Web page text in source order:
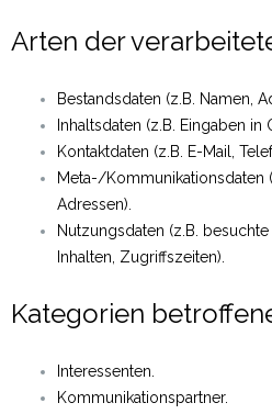
Arten der
Bestandsdaten (z.B. Namen,
Inhaltsdaten (z.B. Eingaben in
Kontaktdaten (z.B. E-Mail,
Meta-/Kommunikationsdaten
Adressen).
Nutzungsdaten (z.B.
Inhalten, Zugriffszeiten).
Kategorien
Interessenten.
Kommunikationspartner.